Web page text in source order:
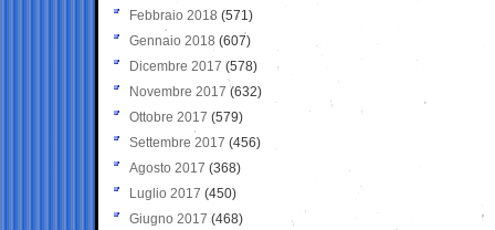
Febbraio 2018 (571)
Gennaio 2018 (607)
Dicembre 2017 (578)
Novembre 2017 (632)
Ottobre 2017 (579)
Settembre 2017 (456)
Agosto 2017 (368)
Luglio 2017 (450)
Giugno 2017 (468)